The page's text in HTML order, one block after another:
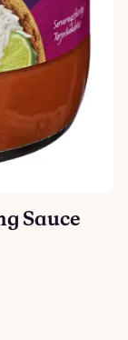
Sauce